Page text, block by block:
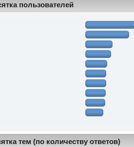
пользователей
тем (по количеству ответов)